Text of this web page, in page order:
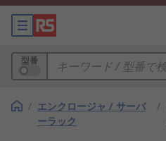
型番
/ エンクロージャ / サーバ
ーラック
/